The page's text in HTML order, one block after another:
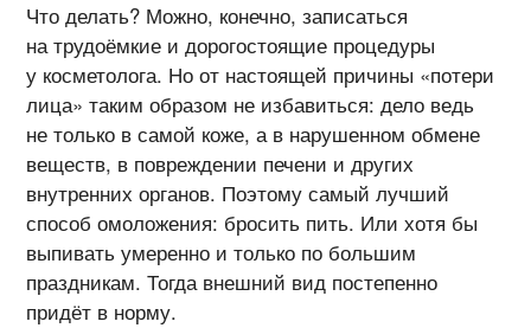
Что делать? Можно, конечно, записаться
на трудоёмкие и дорогостоящие процедуры
у косметолога. Но от настоящей причины «потери
лица» таким образом не избавиться: дело ведь
не только в самой коже, а в нарушенном обмене
веществ, в повреждении печени и других
внутренних органов. Поэтому самый лучший
способ омоложения: бросить пить. Или хотя бы
выпивать умеренно и только по большим
праздникам. Тогда внешний вид постепенно
придёт в норму.